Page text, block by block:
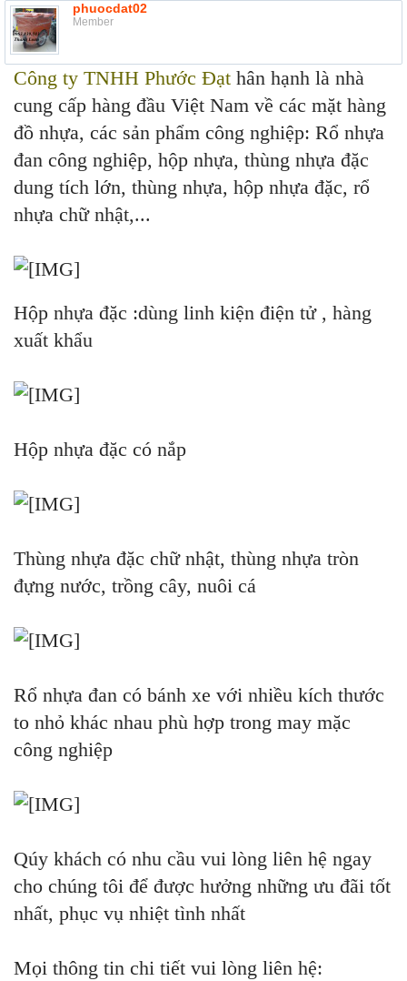
phuocdat02
Member
Công ty TNHH Phước Đạt hân hạnh là nhà
cung cấp hàng đầu Việt Nam về các mặt hàng
đồ nhựa, các sản phẩm công nghiệp: Rổ nhựa
đan công nghiệp, hộp nhựa, thùng nhựa đặc
dung tích lớn, thùng nhựa, hộp nhựa đặc, rổ
nhựa chữ nhật,...
Hộp nhựa đặc :dùng linh kiện điện tử , hàng
xuất khẩu
Hộp nhựa đặc có nắp
Thùng nhựa đặc chữ nhật, thùng nhựa tròn
đựng nước, trồng cây, nuôi cá
Rổ nhựa đan có bánh xe với nhiều kích thước
to nhỏ khác nhau phù hợp trong may mặc
công nghiệp
Qúy khách có nhu cầu vui lòng liên hệ ngay
cho chúng tôi để được hưởng những ưu đãi tốt
nhất, phục vụ nhiệt tình nhất
Mọi thông tin chi tiết vui lòng liên hệ: